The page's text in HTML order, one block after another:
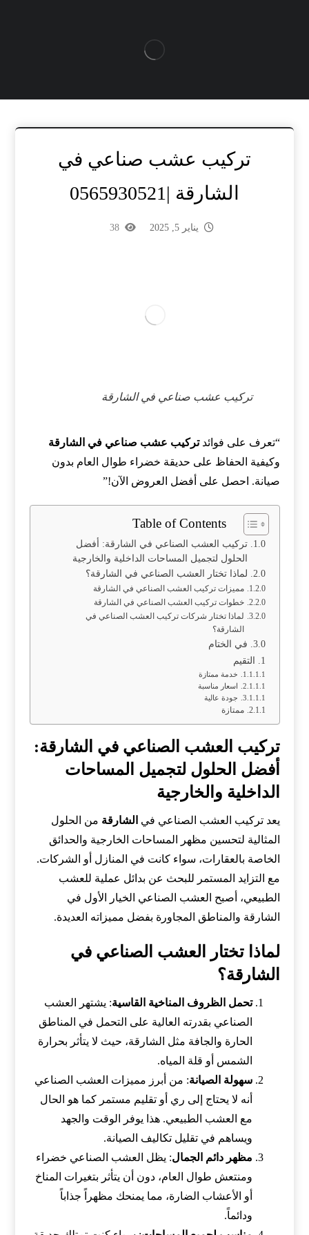
تركيب عشب صناعي في
الشارقة |0565930521
يناير 5, 2025 38
تركيب عشب صناعي في الشارقة
“تعرف على فوائدتركيب عشب صناعي في الشارقة
وكيفية الحفاظ على حديقة خضراء طوال العام بدون
صيانة. احصل على أفضل العروض الآن!”
Table of Contents
تركيب العشب الصناعي في الشارقة: أفضل
الحلول لتجميل المساحات الداخلية والخارجية
لماذا تختار العشب الصناعي في الشارقة؟
مميزات تركيب العشب الصناعي في الشارقة
خطوات تركيب العشب الصناعي في الشارقة
لماذا تختار شركات تركيب العشب الصناعي في
الشارقة؟
في الختام
التقيم
خدمة ممتازة
اسعار مناسبة
جودة عالية
ممتازة
تركيب العشب الصناعي في الشارقة:
أفضل الحلول لتجميل المساحات
الداخلية والخارجية
يعد تركيب العشب الصناعي في الشارقة من الحلول
المثالية لتحسين مظهر المساحات الخارجية والحدائق
الخاصة بالعقارات، سواء كانت في المنازل أو الشركات.
مع التزايد المستمر للبحث عن بدائل عملية للعشب
الطبيعي، أصبح العشب الصناعي الخيار الأول في
الشارقة والمناطق المجاورة بفضل مميزاته العديدة.
لماذا تختار العشب الصناعي في
الشارقة؟
تحمل الظروف المناخية القاسية: يشتهر العشب
الصناعي بقدرته العالية على التحمل في المناطق
الحارة والجافة مثل الشارقة، حيث لا يتأثر بحرارة
الشمس أو قلة المياه.
سهولة الصيانة: من أبرز مميزات العشب الصناعي
أنه لا يحتاج إلى ري أو تقليم مستمر كما هو الحال
مع العشب الطبيعي. هذا يوفر الوقت والجهد
ويساهم في تقليل تكاليف الصيانة.
مظهر دائم الجمال: يظل العشب الصناعي خضراء
ومنتعش طوال العام، دون أن يتأثر بتغيرات المناخ
أو الأعشاب الضارة، مما يمنحك مظهراً جذاباً
ودائماً.